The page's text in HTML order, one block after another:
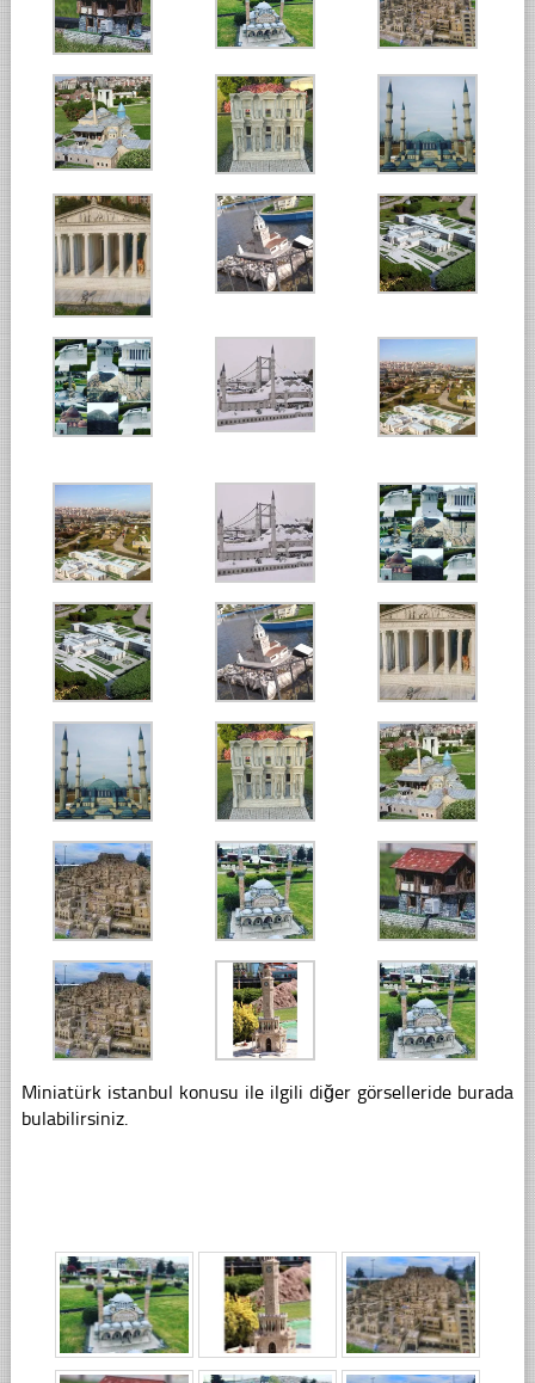
Miniatürk istanbul konusu ile ilgili diğer görselleride burada
bulabilirsiniz.